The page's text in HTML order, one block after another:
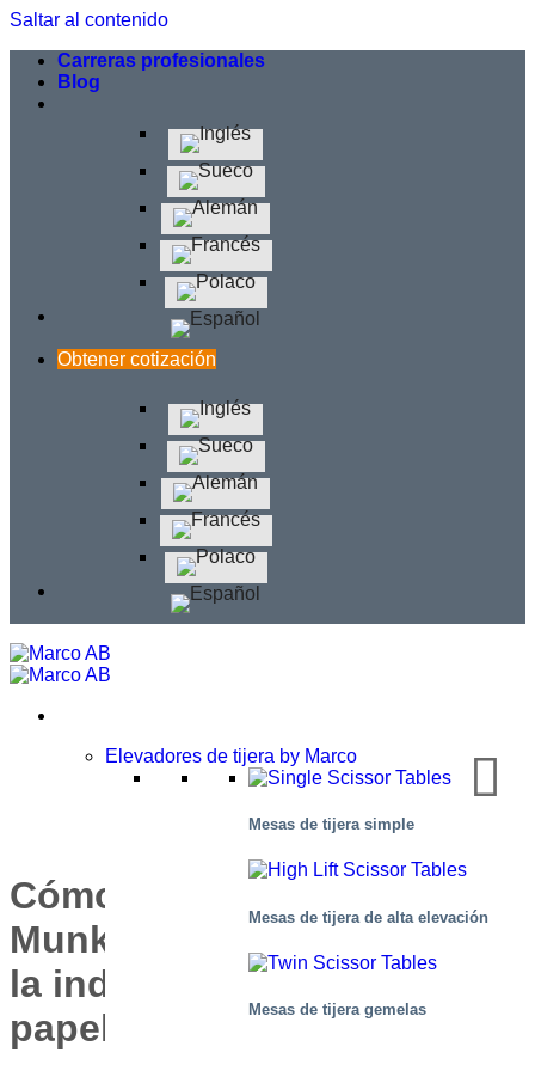
Saltar al contenido
Carreras profesionales
Blog
Obtener cotización
Elevadores de tijera by Marco
Mesas de tijera simple
Mesas de tijera de alta elevación
Mesas de tijera gemelas
Cómo Andritz y Ahlstrom-
Munksjö hacen más segura
la industria de la pasta y el
papel